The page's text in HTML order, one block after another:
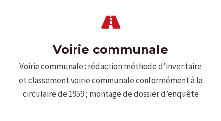
Voirie communale
Voirie communale : rédaction méthode d’inventaire
et classement voirie communale conformément à la
circulaire de 1959 ; montage de dossier d’enquête